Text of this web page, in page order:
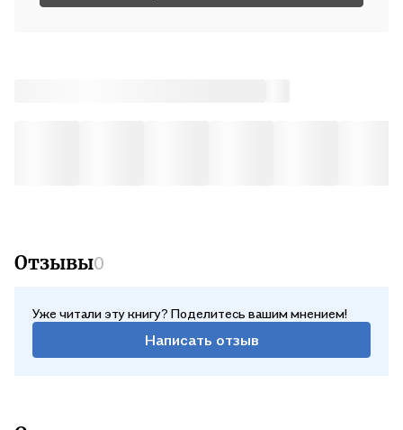
Отзывы0
Уже читали эту книгу? Поделитесь вашим мнением!
Написать отзыв